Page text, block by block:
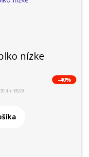
nízke
-40%
dní €8,99